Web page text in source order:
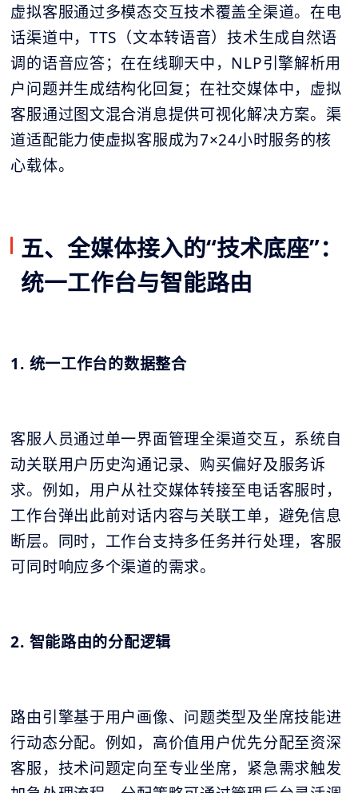
虚拟客服通过多模态交互技术覆盖全渠道。在电
话渠道中，TTS（文本转语音）技术生成自然语
调的语音应答；在在线聊天中，NLP引擎解析用
户问题并生成结构化回复；在社交媒体中，虚拟
客服通过图文混合消息提供可视化解决方案。渠
道适配能力使虚拟客服成为7×24小时服务的核
心载体。
五、全媒体接入的“技术底座”：
统一工作台与智能路由
1. 统一工作台的数据整合
客服人员通过单一界面管理全渠道交互，系统自
动关联用户历史沟通记录、购买偏好及服务诉
求。例如，用户从社交媒体转接至电话客服时，
工作台弹出此前对话内容与关联工单，避免信息
断层。同时，工作台支持多任务并行处理，客服
可同时响应多个渠道的需求。
2. 智能路由的分配逻辑
路由引擎基于用户画像、问题类型及坐席技能进
行动态分配。例如，高价值用户优先分配至资深
客服，技术问题定向至专业坐席，紧急需求触发